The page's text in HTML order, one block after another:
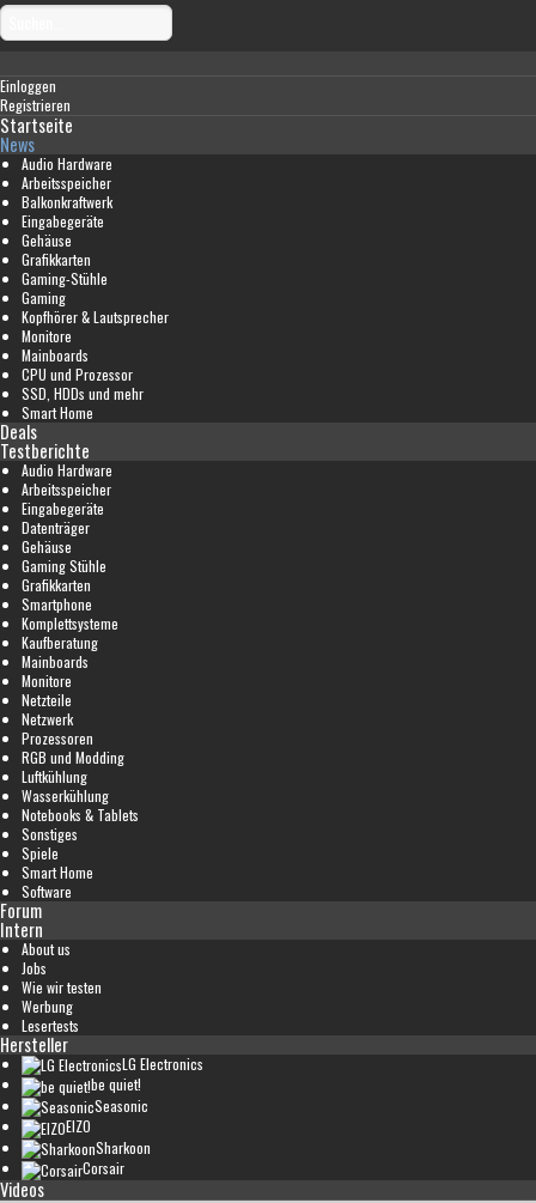
Einloggen
Registrieren
Startseite
News
Audio Hardware
Arbeitsspeicher
Balkonkraftwerk
Eingabegeräte
Gehäuse
Grafikkarten
Gaming-Stühle
Gaming
Kopfhörer & Lautsprecher
Monitore
Mainboards
CPU und Prozessor
SSD, HDDs und mehr
Smart Home
Deals
Testberichte
Audio Hardware
Arbeitsspeicher
Eingabegeräte
Datenträger
Gehäuse
Gaming Stühle
Grafikkarten
Smartphone
Komplettsysteme
Kaufberatung
Mainboards
Monitore
Netzteile
Netzwerk
Prozessoren
RGB und Modding
Luftkühlung
Wasserkühlung
Notebooks & Tablets
Sonstiges
Spiele
Smart Home
Software
Forum
Intern
About us
Jobs
Wie wir testen
Werbung
Lesertests
Hersteller
LG Electronics
be quiet!
Seasonic
EIZO
Sharkoon
Corsair
Videos